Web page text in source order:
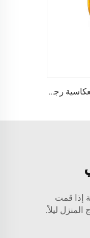
مصانع شهادة الأيزو 104R شريط علامة انعكاسية رجوعية ملصق لشاحنة
إذا قمت
ليلاً.